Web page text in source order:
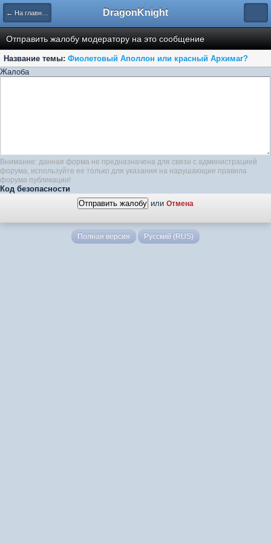
← На главную DragonKnight
Отправить жалобу модератору на это сообщение
Название темы: Фиолетовый Аполлон или красный Архимаг?
Жалоба
Внимание: данная форма не предназначена для связи с администрацией
форума, используйте ее только для указания на нарушающие правила
форума публикации!
Код безопасности
или Отмена
Полная версия Русский (RUS)